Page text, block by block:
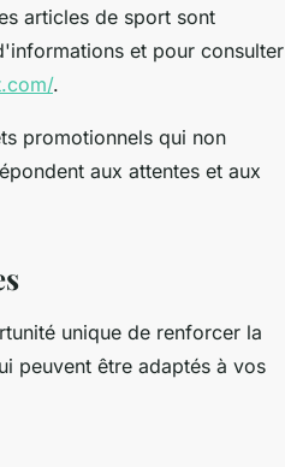
articles de sport sont
et pour consulter
.
promotionnels qui non
aux attentes et aux
unique de renforcer la
peuvent être adaptés à vos